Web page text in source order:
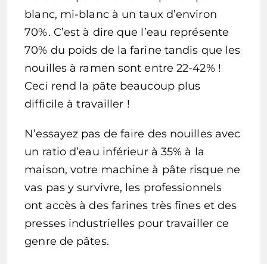
blanc, mi-blanc à un taux d’environ
70%. C’est à dire que l’eau représente
70% du poids de la farine tandis que les
nouilles à ramen sont entre 22-42% !
Ceci rend la pâte beaucoup plus
difficile à travailler !
N’essayez pas de faire des nouilles avec
un ratio d’eau inférieur à 35% à la
maison, votre machine à pâte risque ne
vas pas y survivre, les professionnels
ont accès à des farines très fines et des
presses industrielles pour travailler ce
genre de pâtes.